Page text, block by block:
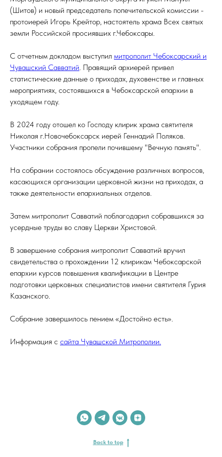
(Шитов) и новый председатель попечительской комиссии -
протоиерей Игорь Крейтор, настоятель храма Всех святых
земли Российской просиявших г.Чебоксары.
С отчетным докладом выступил митрополит Чебоксарский и
Чувашский Савватий. Правящий архиерей привел
статистические данные о приходах, духовенстве и главных
мероприятиях, состоявшихся в Чебоксарской епархии в
уходящем году.
В 2024 году отошел ко Господу клирик храма святителя
Николая г.Новочебоксарск иерей Геннадий Поляков.
Участники собрания пропели почившему "Вечную память".
На собрании состоялось обсуждение различных вопросов,
касающихся организации церковной жизни на приходах, а
также деятельности епархиальных отделов.
Затем митрополит Савватий поблагодарил собравшихся за
усердные труды во славу Церкви Христовой.
В завершение собрания митрополит Савватий вручил
свидетельства о прохождении 12 клирикам Чебоксарской
епархии курсов повышения квалификации в Центре
подготовки церковных специалистов имени святителя Гурия
Казанского.
Собрание завершилось пением «Достойно есть».
Информация с сайта Чувашской Митрополии.
Back to top